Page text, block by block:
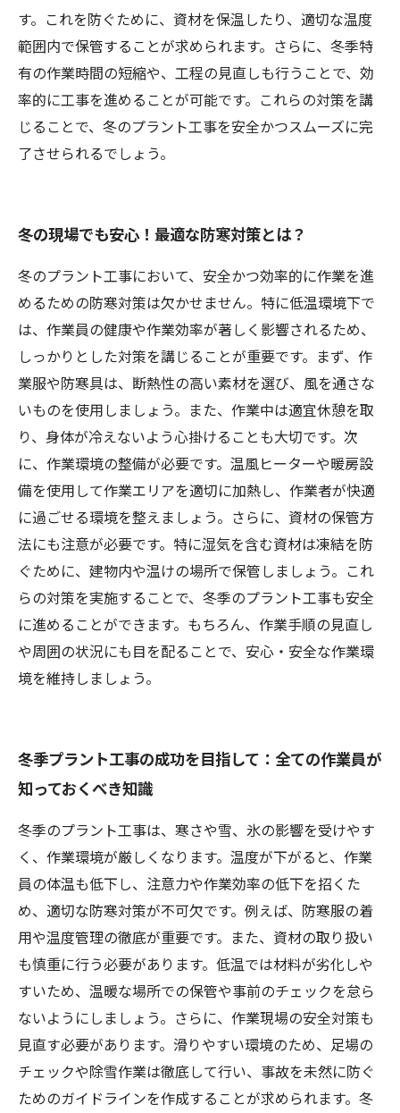
す。これを防ぐために、資材を保温したり、適切な温度
範囲内で保管することが求められます。さらに、冬季特
有の作業時間の短縮や、工程の見直しも行うことで、効
率的に工事を進めることが可能です。これらの対策を講
じることで、冬のプラント工事を安全かつスムーズに完
了させられるでしょう。
冬の現場でも安心！最適な防寒対策とは？
冬のプラント工事において、安全かつ効率的に作業を進
めるための防寒対策は欠かせません。特に低温環境下で
は、作業員の健康や作業効率が著しく影響されるため、
しっかりとした対策を講じることが重要です。まず、作
業服や防寒具は、断熱性の高い素材を選び、風を通さな
いものを使用しましょう。また、作業中は適宜休憩を取
り、身体が冷えないよう心掛けることも大切です。次
に、作業環境の整備が必要です。温風ヒーターや暖房設
備を使用して作業エリアを適切に加熱し、作業者が快適
に過ごせる環境を整えましょう。さらに、資材の保管方
法にも注意が必要です。特に湿気を含む資材は凍結を防
ぐために、建物内や温けの場所で保管しましょう。これ
らの対策を実施することで、冬季のプラント工事も安全
に進めることができます。もちろん、作業手順の見直し
や周囲の状況にも目を配ることで、安心・安全な作業環
境を維持しましょう。
冬季プラント工事の成功を目指して：全ての作業員が
知っておくべき知識
冬季のプラント工事は、寒さや雪、氷の影響を受けやす
く、作業環境が厳しくなります。温度が下がると、作業
員の体温も低下し、注意力や作業効率の低下を招くた
め、適切な防寒対策が不可欠です。例えば、防寒服の着
用や温度管理の徹底が重要です。また、資材の取り扱い
も慎重に行う必要があります。低温では材料が劣化しや
すいため、温暖な場所での保管や事前のチェックを怠ら
ないようにしましょう。さらに、作業現場の安全対策も
見直す必要があります。滑りやすい環境のため、足場の
チェックや除雪作業は徹底して行い、事故を未然に防ぐ
ためのガイドラインを作成することが求められます。冬